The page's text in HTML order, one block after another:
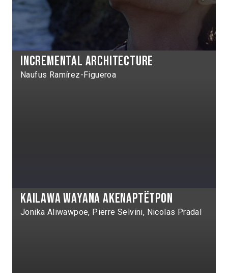
Incremental architecture
Naufus Ramírez-Figueroa
Kailawa Wayana Akenaptëtpon
Jonika Aliwawpoe, Pierre Selvini, Nicolas Pradal